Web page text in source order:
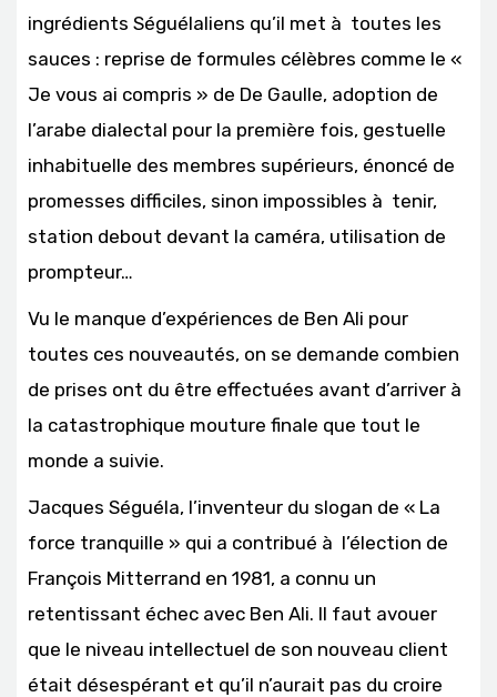
ingrédients Séguélaliens qu’il met à toutes les
sauces : reprise de formules célèbres comme le «
Je vous ai compris » de De Gaulle, adoption de
l’arabe dialectal pour la première fois, gestuelle
inhabituelle des membres supérieurs, énoncé de
promesses difficiles, sinon impossibles à tenir,
station debout devant la caméra, utilisation de
prompteur…
Vu le manque d’expériences de Ben Ali pour
toutes ces nouveautés, on se demande combien
de prises ont du être effectuées avant d’arriver à
la catastrophique mouture finale que tout le
monde a suivie.
Jacques Séguéla, l’inventeur du slogan de « La
force tranquille » qui a contribué à l’élection de
François Mitterrand en 1981, a connu un
retentissant échec avec Ben Ali. Il faut avouer
que le niveau intellectuel de son nouveau client
était désespérant et qu’il n’aurait pas du croire